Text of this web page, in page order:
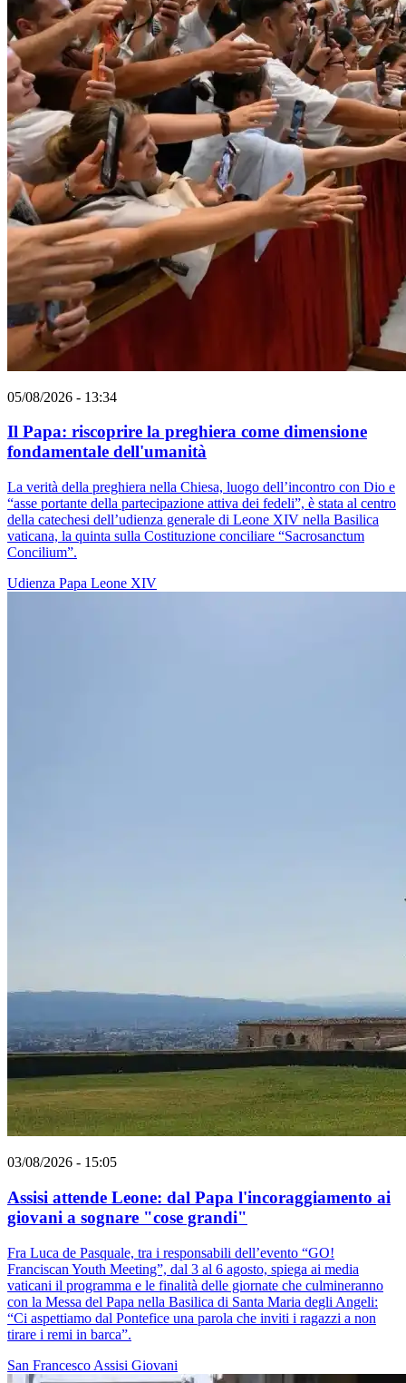
05/08/2026 - 13:34
Il Papa: riscoprire la preghiera come dimensione
fondamentale dell'umanità
La verità della preghiera nella Chiesa, luogo dell’incontro con Dio e
“asse portante della partecipazione attiva dei fedeli”, è stata al centro
della catechesi dell’udienza generale di Leone XIV nella Basilica
vaticana, la quinta sulla Costituzione conciliare “Sacrosanctum
Concilium”.
Udienza Papa Leone XIV
03/08/2026 - 15:05
Assisi attende Leone: dal Papa l'incoraggiamento ai
giovani a sognare "cose grandi"
Fra Luca de Pasquale, tra i responsabili dell’evento “GO!
Franciscan Youth Meeting”, dal 3 al 6 agosto, spiega ai media
vaticani il programma e le finalità delle giornate che culmineranno
con la Messa del Papa nella Basilica di Santa Maria degli Angeli:
“Ci aspettiamo dal Pontefice una parola che inviti i ragazzi a non
tirare i remi in barca”.
San Francesco Assisi Giovani